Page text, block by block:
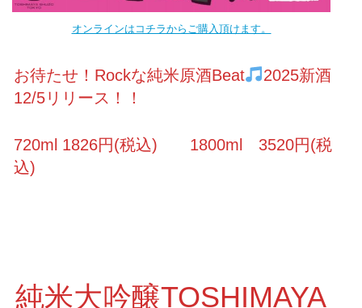
オンラインはコチラからご購入頂けます。
お待たせ！Rockな純米原酒Beat
2025新酒
12/5リリース！！
720ml 1826円(税込) 1800ml 3520円(税
込)
純米大吟醸TOSHIMAYA